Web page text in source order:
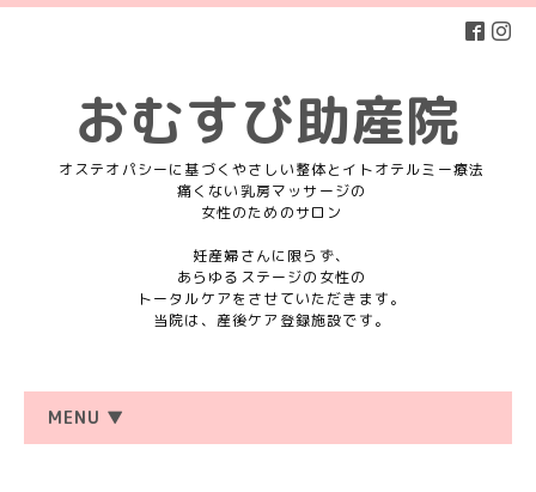
おむすび助産院
オステオパシーに基づくやさしい整体とイトオテルミー療法
痛くない乳房マッサージの
女性のためのサロン
妊産婦さんに限らず、
あらゆるステージの女性の
トータルケアをさせていただきます。
当院は、産後ケア登録施設です。
MENU ▼